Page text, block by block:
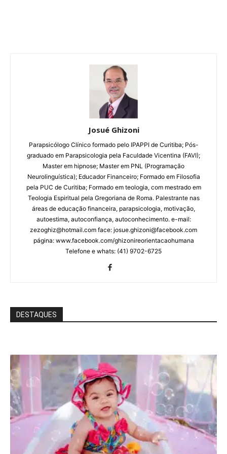
Josué Ghizoni
Parapsicólogo Clínico formado pelo IPAPPI de Curitiba; Pós-
graduado em Parapsicologia pela Faculdade Vicentina (FAVI);
Master em hipnose; Master em PNL (Programação
Neurolinguística); Educador Financeiro; Formado em Filosofia
pela PUC de Curitiba; Formado em teologia, com mestrado em
Teologia Espiritual pela Gregoriana de Roma. Palestrante nas
áreas de educação financeira, parapsicologia, motivação,
autoestima, autoconfiança, autoconhecimento. e-mail:
zezoghiz@hotmail.com face: josue.ghizoni@facebook.com
página: www.facebook.com/ghizonireorientacaohumana
Telefone e whats: (41) 9702-6725
DESTAQUES